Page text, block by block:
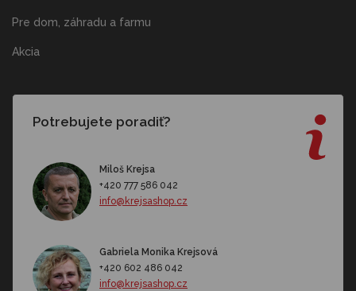
Pre dom, záhradu a farmu
Akcia
Potrebujete poradiť?
Miloš Krejsa
+420 777 586 042
info@krejsashop.cz
Gabriela Monika Krejsová
+420 602 486 042
info@krejsashop.cz